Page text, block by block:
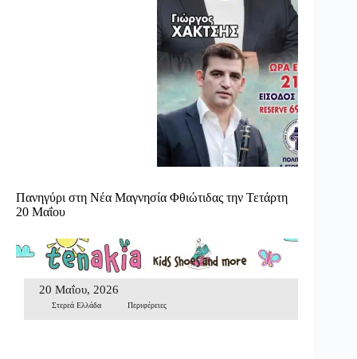
Πανηγύρι στη Νέα Μαγνησία Φθιώτιδας την Τετάρτη
20 Μαΐου
20 Μαΐου, 2026
Στερεά Ελλάδα Περιφέρειες